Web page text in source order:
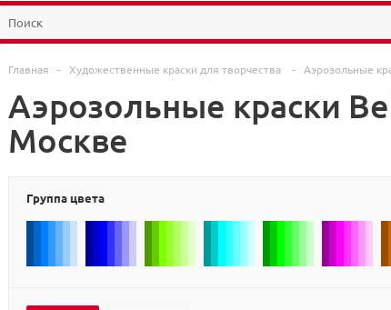
Главная - Художественные краски для творчества - Аэрозольные
Аэрозольные краски
Москве
Группа цвета